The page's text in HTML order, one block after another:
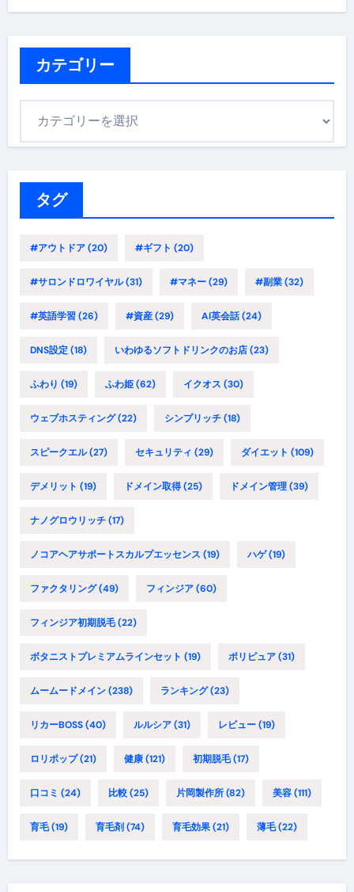
カテゴリー
タグ
#アウトドア(20) #ギフト (20)
#サロンドロワイヤル(31) #マネー(29) #副業(32)
#英語学習(26) #資産(29) AI英会話(24)
DNS設定(18) いわゆるソフトドリンクのお店(23)
ふわり (19) ふわ姫(62) イクオス (30)
ウェブホスティング(22) シンプリッチ(18)
スピークエル(27) セキュリティ (29) ダイエット (109)
デメリット (19) ドメイン取得(25) ドメイン管理(39)
ナノグロウリッチ(17)
ノコアヘアサポートスカルプエッセンス (19) ハゲ(19)
ファクタリング(49) フィンジア(60)
フィンジア初期脱毛(22)
ボタニストプレミアムラインセット (19) ポリピュア(31)
ムームードメイン(238) ランキング(23)
リカーBOSS(40) ルルシア(31) レビュー(19)
ロリポップ(21) 健康(121) 初期脱毛(17)
口コミ (24) 比較(25) 片岡製作所(82) 美容(111)
育毛(19) 育毛剤 (74) 育毛効果(21) 薄毛(22)